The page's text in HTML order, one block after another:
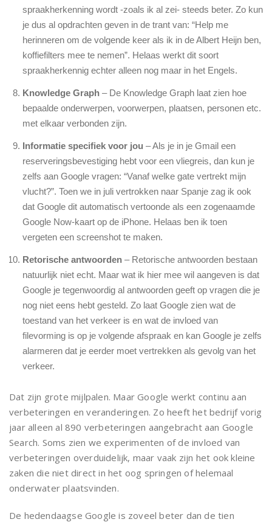
spraakherkenning wordt -zoals ik al zei- steeds beter. Zo kun
je dus al opdrachten geven in de trant van: “Help me
herinneren om de volgende keer als ik in de Albert Heijn ben,
koffiefilters mee te nemen”. Helaas werkt dit soort
spraakherkennig echter alleen nog maar in het Engels.
Knowledge Graph – De Knowledge Graph laat zien hoe
bepaalde onderwerpen, voorwerpen, plaatsen, personen etc.
met elkaar verbonden zijn.
Informatie specifiek voor jou – Als je in je Gmail een
reserveringsbevestiging hebt voor een vliegreis, dan kun je
zelfs aan Google vragen: “Vanaf welke gate vertrekt mijn
vlucht?”. Toen we in juli vertrokken naar Spanje zag ik ook
dat Google dit automatisch vertoonde als een zogenaamde
Google Now-kaart op de iPhone. Helaas ben ik toen
vergeten een screenshot te maken.
Retorische antwoorden – Retorische antwoorden bestaan
natuurlijk niet echt. Maar wat ik hier mee wil aangeven is dat
Google je tegenwoordig al antwoorden geeft op vragen die je
nog niet eens hebt gesteld. Zo laat Google zien wat de
toestand van het verkeer is en wat de invloed van
filevorming is op je volgende afspraak en kan Google je zelfs
alarmeren dat je eerder moet vertrekken als gevolg van het
verkeer.
Dat zijn grote mijlpalen. Maar Google werkt continu aan
verbeteringen en veranderingen. Zo heeft het bedrijf vorig
jaar alleen al 890 verbeteringen aangebracht aan Google
Search. Soms zien we experimenten of de invloed van
verbeteringen overduidelijk, maar vaak zijn het ook kleine
zaken die niet direct in het oog springen of helemaal
onderwater plaatsvinden.
De hedendaagse Google is zoveel beter dan de tien